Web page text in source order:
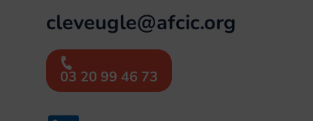
cleveugle@afcic.org
03 20 99 46 73